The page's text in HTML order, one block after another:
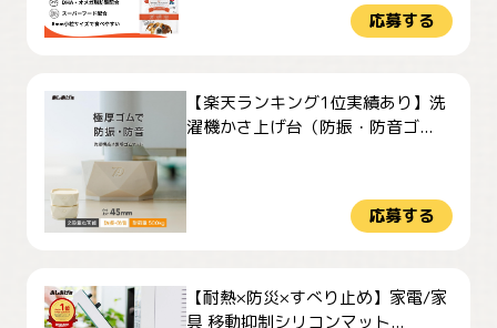
応募する
【楽天ランキング1位実績あり】洗
濯機かさ上げ台（防振・防音ゴ...
応募する
【耐熱×防災×すべり止め】家電/家
具 移動抑制シリコンマット...